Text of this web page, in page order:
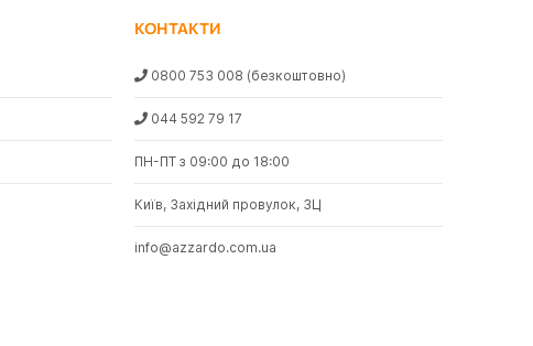
КОНТАКТИ
0800 753 008 (безкоштовно)
044 592 79 17
ПН-ПТ з 09:00 до 18:00
Київ, Західний провулок, 3Ц
info@azzardo.com.ua